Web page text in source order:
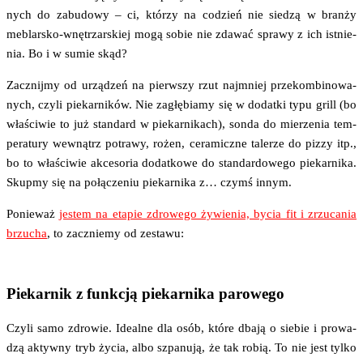
nych do zabu­do­wy – ci, któ­rzy na codzień nie sie­dzą w bran­ży
meblar­sko-wnę­trzar­skiej mogą sobie nie zda­wać spra­wy z ich ist­nie­
nia. Bo i w sumie skąd?
Zacznij­my od urzą­dzeń na pierw­szy rzut naj­mniej prze­kom­bi­no­wa­
nych, czy­li pie­kar­ni­ków. Nie zagłę­bia­my się w dodat­ki typu grill (bo
wła­ści­wie to już stan­dard w pie­kar­ni­kach), son­da do mie­rze­nia tem­
pe­ra­tu­ry wewnątrz potra­wy, rożen, cera­micz­ne tale­rze do piz­zy itp.,
bo to wła­ści­wie akce­so­ria dodat­ko­we do stan­dar­do­we­go pie­kar­ni­ka.
Skup­my się na połą­cze­niu pie­kar­ni­ka z… czymś innym.
Ponie­ważjestem na eta­pie zdro­we­go żywie­nia, bycia fit i zrzu­ca­nia
brzu­cha, to zacznie­my od zestawu:
Piekarnik z funkcją piekarnika parowego
Czy­li samo zdro­wie. Ide­al­ne dla osób, któ­re dba­ją o sie­bie i pro­wa­
dzą aktyw­ny tryb życia, albo szpa­nu­ją, że tak robią. To nie jest tyl­ko